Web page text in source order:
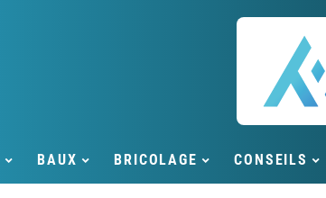
BAUX BRICOLAGE CONSEILS